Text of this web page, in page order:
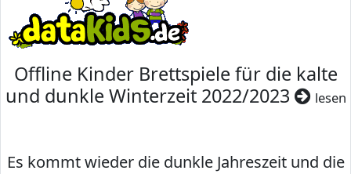
Offline Kinder Brettspiele für die kalte
und dunkle Winterzeit 2022/2023
lesen
Es kommt wieder die dunkle Jahreszeit und die